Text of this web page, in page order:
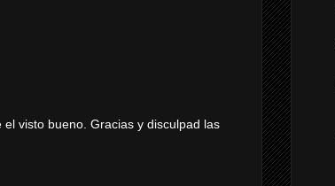
visto bueno. Gracias y disculpad las